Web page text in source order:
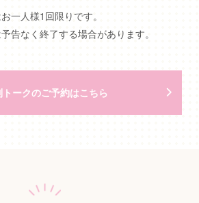
一人様1回限りです。
告なく終了する場合があります。
トークのご予約はこちら